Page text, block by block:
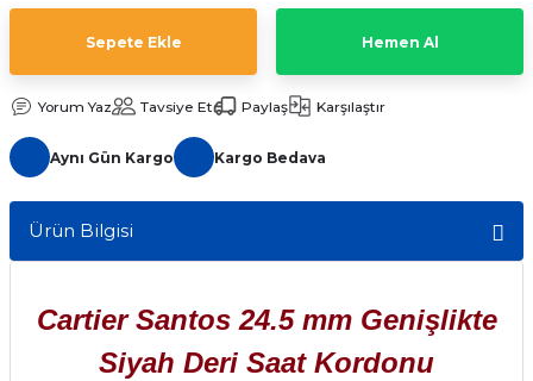
Sepete Ekle Hemen Al
Yorum Yaz Tavsiye Et Paylaş Karşılaştır
Aynı Gün Kargo Kargo Bedava
Ürün Bilgisi
Cartier Santos 24.5 mm Genişlikte
Siyah Deri Saat Kordonu